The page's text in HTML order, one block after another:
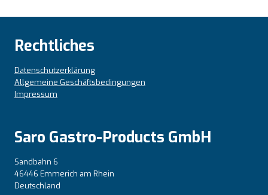
Rechtliches
Datenschutzerklärung
Allgemeine Geschäftsbedingungen
Impressum
Saro Gastro-Products GmbH
Sandbahn 6
46446 Emmerich am Rhein
Deutschland